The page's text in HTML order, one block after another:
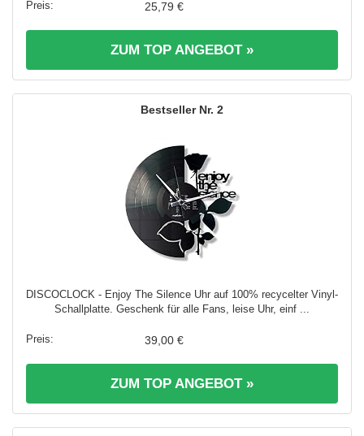
25,79 €
ZUM TOP ANGEBOT »
2
DISCOCLOCK - Enjoy The Silence Uhr auf 100% recycelter Vinyl-
Schallplatte. Geschenk für alle Fans, leise Uhr, einf ...
39,00 €
ZUM TOP ANGEBOT »